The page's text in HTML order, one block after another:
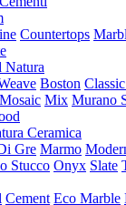
Countertops
Natura
Boston
Mix Murano
Ceramica
Gre Marmo
Stucco Onyx Slate
Cement Eco Marble